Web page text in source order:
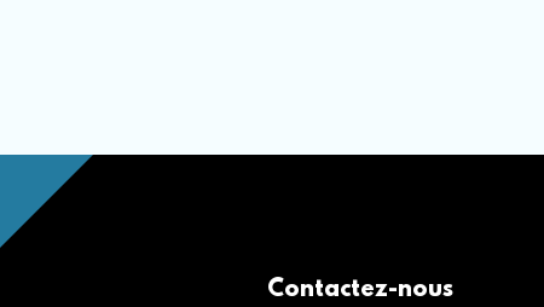
Contactez-nous